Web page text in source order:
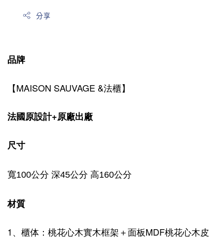
分享
品牌
【MAISON SAUVAGE &法櫃】
法國原設計+原廠出廠
尺寸
寬100公分 深45公分 高160公分
材質
1、櫃体：桃花心木實木框架＋面板MDF桃花心木皮